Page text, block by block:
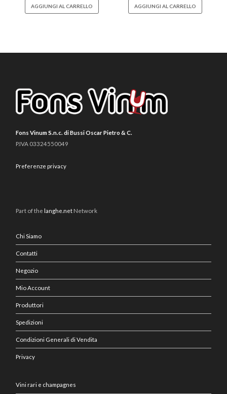
AGGIUNGI AL CARRELLO AGGIUNGI AL CARRELLO
Fons Vinum S.n.c. di Bussi Oscar Pietro & C.
P.IVA 03324550049
Preferenze privacy
Part of thelanghe.net Network
Chi Siamo
Contatti
Negozio
Mio Account
Produttori
Spedizioni
Condizioni Generali di Vendita
Privacy
Vini rari e champagnes